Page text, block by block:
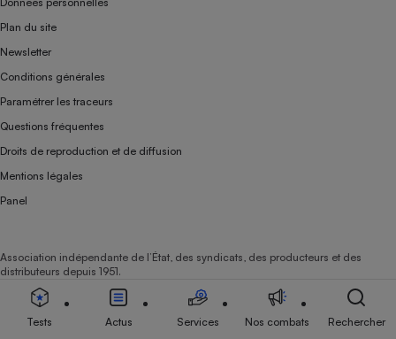
Plan du site
Newsletter
Conditions générales
Paramétrer les traceurs
Questions fréquentes
Droits de reproduction et de diffusion
Mentions légales
Panel
Association indépendante de l’État, des syndicats, des producteurs et des
distributeurs depuis 1951.
Tests Actus Services Nos combats Rechercher